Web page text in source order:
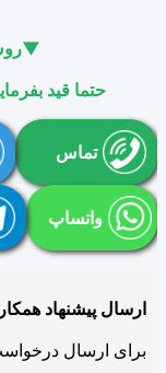
حتما قید
تماس
واتساپ
ارسال پیشنهاد
برای ارسال